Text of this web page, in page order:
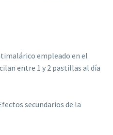
empleado en el
entre 1 y 2 pastillas al día
secundarios de la